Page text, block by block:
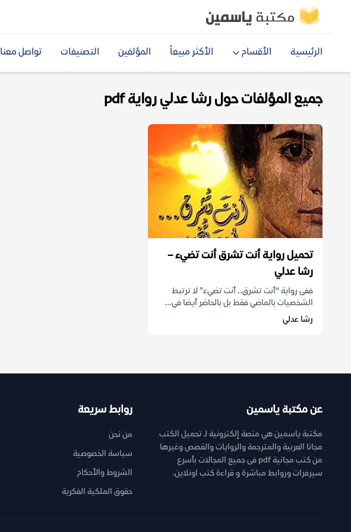
الرئيسية الأقسام الأكثر مبيعاً المؤلفين التصنيفات تواصل معنا
جميع المؤلفات حول رشا عدلي رواية pdf
تحميل رواية أنت تشرق أنت تضيء –
رشا عدلي
ففى رواية “أنت تشرق.. أنت تضيء” لا ترتبط
الشخصيات بالماضي فقط بل بالحاضر أيضا في...
رشا عدلي
عن مكتبة ياسمين
مكتبة ياسمين هي منصة إلكترونية لـ تحميل الكتب
مجانا العربية والمترجمة والروايات والقصص وغيرها
من كتب مجانية pdf فى جميع المجالات بأسرع
سيرفرات وروابط مباشرة و قراءة كتب اونلاين.
روابط سريعة
من نحن
سياسة الخصوصية
الشروط والأحكام
حقوق الملكية الفكرية